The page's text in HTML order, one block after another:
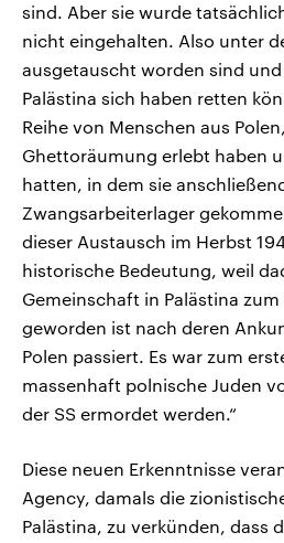
sind. Aber sie wurde
nicht eingehalten. Also unter
ausgetauscht worden sind
Palästina sich haben retten
Reihe von Menschen aus
Ghettoräumung erlebt haben
hatten, in dem sie
Zwangsarbeiterlager
dieser Austausch im Herbst
historische Bedeutung, weil
Gemeinschaft in Palästina
geworden ist nach deren
Polen passiert. Es war zum
massenhaft polnische Juden
der SS ermordet werden.“
Diese neuen Erkenntnisse
Agency, damals die
Palästina, zu verkünden, dass